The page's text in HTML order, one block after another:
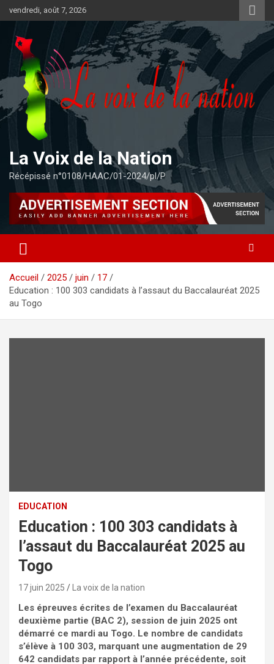
au
contenu
vendredi, août 7, 2026
La Voix de la Nation
Récépissé n°0108/HAAC/01-2024/pl/P
Accueil 2025 juin
17
Education : 100 303 candidats à l’assaut du Baccalauréat 2025
au Togo
EDUCATION
Education : 100 303 candidats à
l’assaut du Baccalauréat 2025 au
Togo
17 juin 2025 La voix de la nation
Les épreuves écrites de l’examen du Baccalauréat
deuxième partie (BAC 2), session de juin 2025 ont
démarré ce mardi au Togo. Le nombre de candidats
s’élève à 100 303, marquant une augmentation de 29
642 candidats par rapport à l’année précédente, soit